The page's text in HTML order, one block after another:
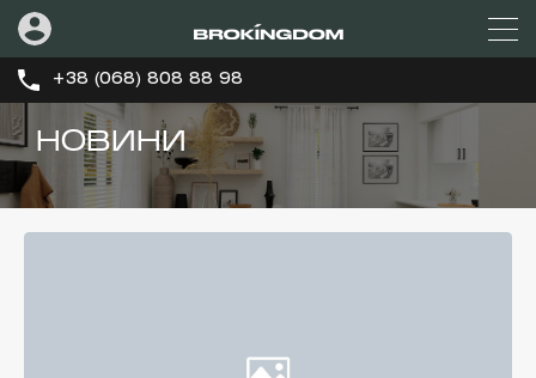
+38 (068) 808 88 98
НОВИНИ